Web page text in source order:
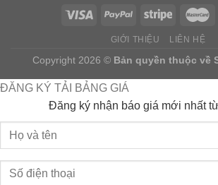
GIỚI THIỆU LIÊN HỆ
Copyright 2026 © Bản quyền thuộc về
ĐĂNG KÝ TẢI BẢNG GIÁ
Đăng ký nhận báo giá mới nhất